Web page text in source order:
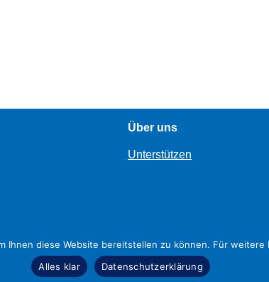
Über uns
Unterstützen
diese Website bereitstellen zu können. Für
Alles klar
Datenschutzerklärung